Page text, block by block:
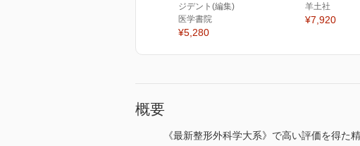
ジデント(編集)
医学書院
¥5,280
羊土社
¥7,920
概要
《最新整形外科学大系》で高い評価を得